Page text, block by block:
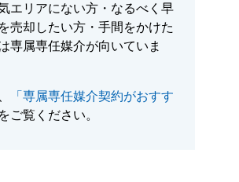
エリアにない方・なるべく早
売却したい方・手間をかけた
専属専任媒介が向いていま
「専属専任媒介契約がおすす
をご覧ください。